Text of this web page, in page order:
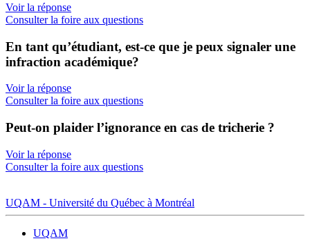
Voir la réponse
Consulter la foire aux questions
En tant qu’étudiant, est-ce que je peux signaler une
infraction académique?
Voir la réponse
Consulter la foire aux questions
Peut-on plaider l’ignorance en cas de tricherie ?
Voir la réponse
Consulter la foire aux questions
UQAM - Université du Québec à Montréal
UQAM